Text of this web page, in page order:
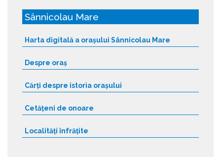
Sânnicolau Mare
Harta digitală a orașului Sânnicolau Mare
Despre oraș
Cărți despre istoria orașului
Cetățeni de onoare
Localități înfrățite